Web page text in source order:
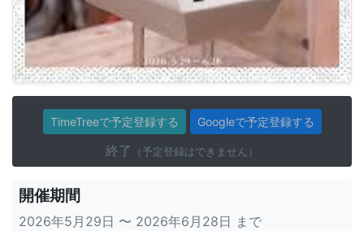
TimeTreeで予定登録する Googleで予定登録する
終了 （予定登録はできません）
開催期間
2026年5月29日 〜 2026年6月28日 まで